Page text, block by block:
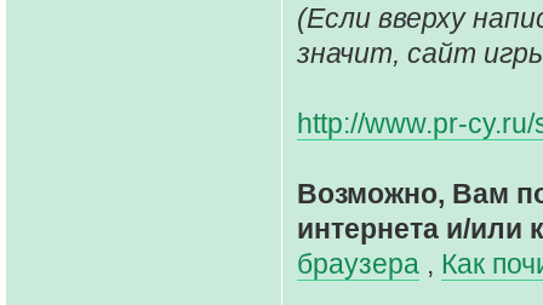
(Если вверху
значит, сайт
http://www.pr-
Возможно, Вам
интернета и/или
браузера , Как